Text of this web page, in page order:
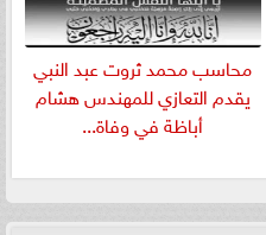
​محاسب محمد ثروت عبد النبي
يقدم التعازي للمهندس هشام
أباظة في وفاة...